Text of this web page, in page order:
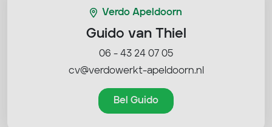
Verdo Apeldoorn
Guido van Thiel
06 - 43 24 07 05
cv@verdowerkt-apeldoorn.nl
Bel Guido